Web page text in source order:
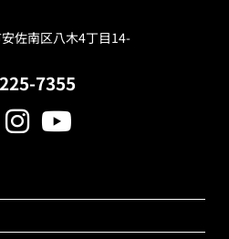
佐南区八木4丁目14-
7355